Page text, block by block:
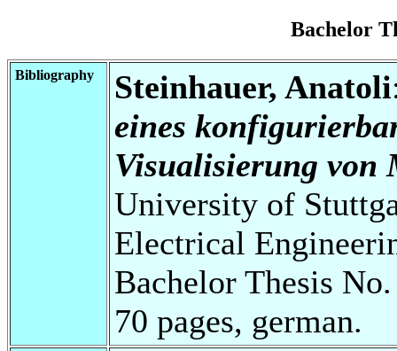
Bachelor
Bibliography Steinhauer, Anatoli
eines
Visualisierung von
University of
Electrical
Bachelor Thesis
70 pages, german.